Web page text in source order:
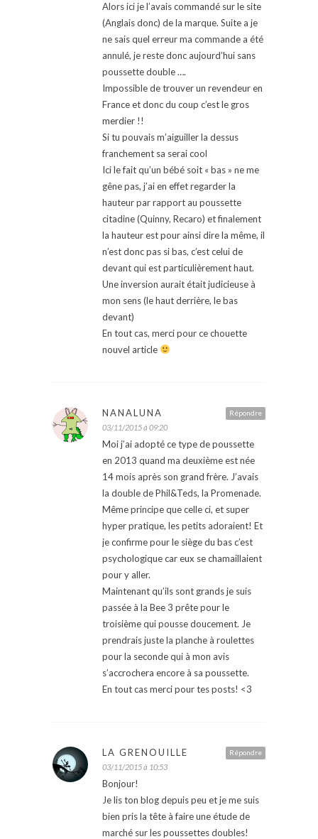
Alors ici je l’avais commandé sur le site
(Anglais donc) de la marque. Suite a je
ne sais quel erreur ma commande a été
annulé, je reste donc aujourd’hui sans
poussette double ….
Impossible de trouver un revendeur en
France et donc du coup c’est le gros
merdier !!
Si tu pouvais m’aiguiller la dessus
franchement sa serai cool
Ici le fait qu’un bébé soit « bas » ne me
gêne pas, j’ai en effet regarder la
hauteur par rapport au poussette
citadine (Quinny, Recaro) et finalement
la hauteur est pour ainsi dire la même, il
n’est donc pas si bas, c’est celui de
devant qui est particulièrement haut.
Une inversion aurait était judicieuse à
mon sens (le haut derrière, le bas
devant)
En tout cas, merci pour ce chouette
nouvel article
Répondre
NANALUNA
03/11/2015 à 09:20
Moi j’ai adopté ce type de poussette
en 2013 quand ma deuxième est née
14 mois après son grand frère. J’avais
la double de Phil&Teds, la Promenade.
Même principe que celle ci, et super
hyper pratique, les petits adoraient! Et
je confirme pour le siège du bas c’est
psychologique car eux se chamaillaient
pour y aller.
Maintenant qu’ils sont grands je suis
passée à la Bee 3 prête pour le
troisième qui pousse doucement. Je
prendrais juste la planche à roulettes
pour la seconde qui à mon avis
s’accrochera encore à sa poussette.
En tout cas merci pour tes posts! <3
Répondre
LA GRENOUILLE
03/11/2015 à 10:53
Bonjour!
Je lis ton blog depuis peu et je me suis
bien pris la tête à faire une étude de
marché sur les poussettes doubles!